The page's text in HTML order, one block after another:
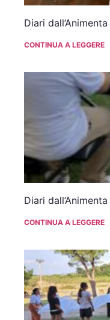
Diari
CONTINUA A LEGGERE
Diari
CONTINUA A LEGGERE